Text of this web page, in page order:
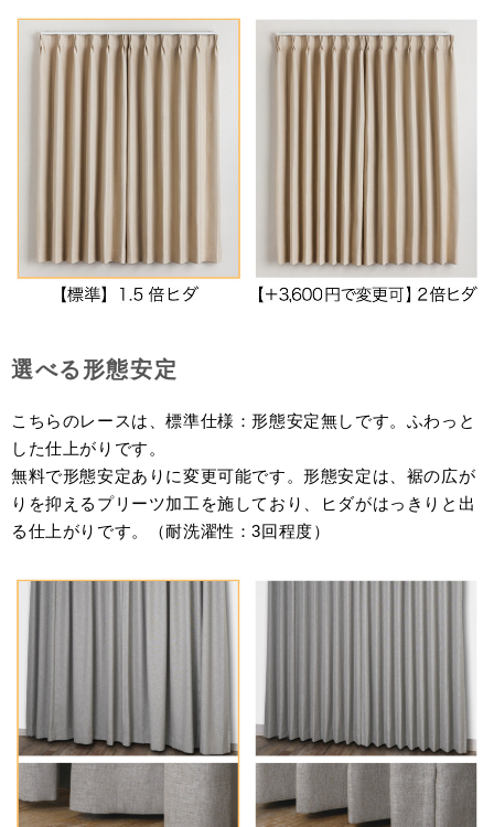
選べる形態安定
こちらのレースは、標準仕様：形態安定無しです。ふわっと
した仕上がりです。
無料で形態安定ありに変更可能です。形態安定は、裾の広が
りを抑えるプリーツ加工を施しており、ヒダがはっきりと出
る仕上がりです。（耐洗濯性：3回程度）